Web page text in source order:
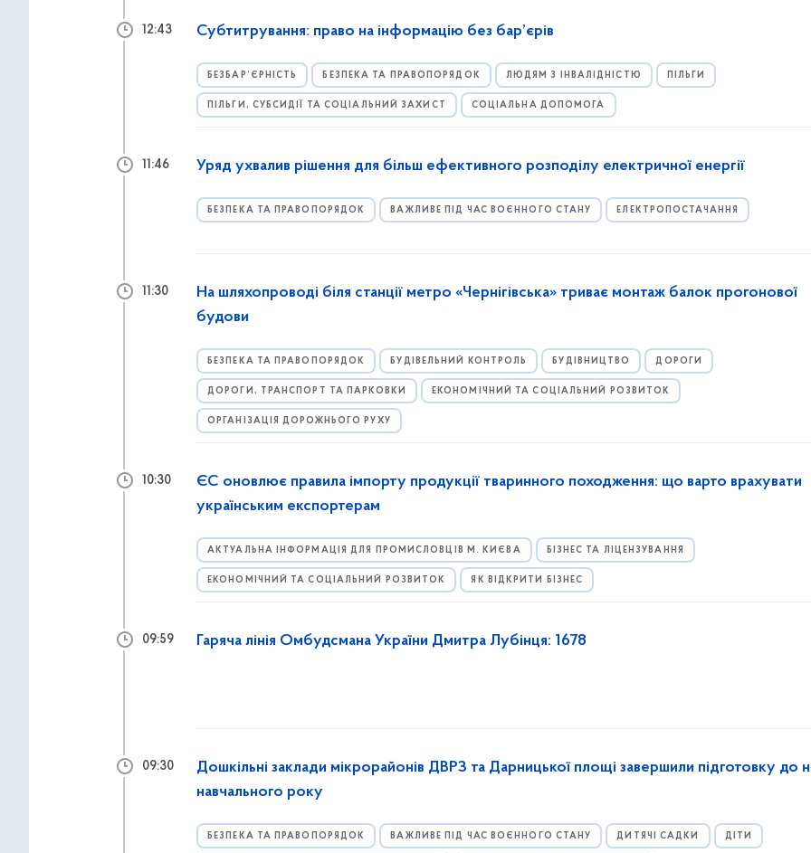
Субтитрування: право на інформацію без бар’єрів
БЕЗБАР’ЄРНІСТЬ БЕЗПЕКА ТА ПРАВОПОРЯДОК ЛЮДЯМ З ІНВАЛІДНІСТЮ ПІЛЬГИ
ПІЛЬГИ, СУБСИДІЇ ТА СОЦІАЛЬНИЙ ЗАХИСТ СОЦІАЛЬНА ДОПОМОГА
12:43
Уряд ухвалив рішення для більш ефективного розподілу електричної енергії
БЕЗПЕКА ТА ПРАВОПОРЯДОК ВАЖЛИВЕ ПІД ЧАС ВОЄННОГО СТАНУ ЕЛЕКТРОПОСТАЧАННЯ
11:46
На шляхопроводі біля станції метро «Чернігівська» триває монтаж балок прогонової
будови
БЕЗПЕКА ТА ПРАВОПОРЯДОК БУДІВЕЛЬНИЙ КОНТРОЛЬ БУДІВНИЦТВО ДОРОГИ
ДОРОГИ, ТРАНСПОРТ ТА ПАРКОВКИ ЕКОНОМІЧНИЙ ТА СОЦІАЛЬНИЙ РОЗВИТОК
ОРГАНІЗАЦІЯ ДОРОЖНЬОГО РУХУ
11:30
ЄС оновлює правила імпорту продукції тваринного походження: що варто врахувати
українським експортерам
АКТУАЛЬНА ІНФОРМАЦІЯ ДЛЯ ПРОМИСЛОВЦІВ М. КИЄВА БІЗНЕС ТА ЛІЦЕНЗУВАННЯ
ЕКОНОМІЧНИЙ ТА СОЦІАЛЬНИЙ РОЗВИТОК ЯК ВІДКРИТИ БІЗНЕС
10:30
Гаряча лінія Омбудсмана України Дмитра Лубінця: 1678
09:59
Дошкільні заклади мікрорайонів ДВРЗ та Дарницької площі завершили підготовку до
навчального року
БЕЗПЕКА ТА ПРАВОПОРЯДОК ВАЖЛИВЕ ПІД ЧАС ВОЄННОГО СТАНУ ДИТЯЧІ САДКИ ДІТИ
09:30